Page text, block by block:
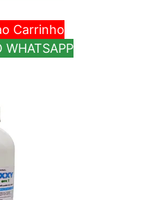
Carrinho
WHATSAPP